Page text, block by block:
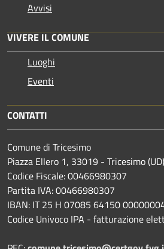
Avvisi
VIVERE IL COMUNE
Luoghi
Eventi
CONTATTI
Comune di Tricesimo
Piazza Ellero 1, 33019 - Tricesimo
Codice Fiscale: 00466980307
Partita IVA: 00466980307
IBAN: IT 25 H 07085 64150
Codice Univoco IPA - fatturazione